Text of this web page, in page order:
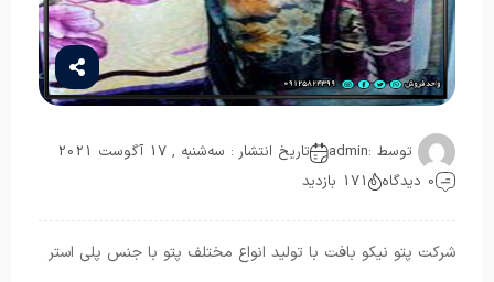
توسط :admin
تاریخ انتشار : سه‌شنبه , 17 آگوست 2021
0 دیدگاه
171 بازدید
شرکت پتو نیکو بافت با تولید انواع مختلف پتو با جنس پلی استر